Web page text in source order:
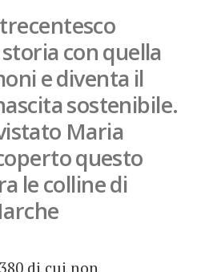
con quella
e diventa il
sostenibile.
Maria
questo
le colline di
di cui non